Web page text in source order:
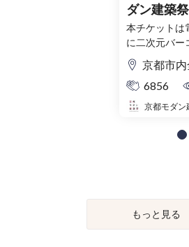
ダン建築祭
本チケットは
に二次元バー
京都市
6856
京都モダン
もっと見る